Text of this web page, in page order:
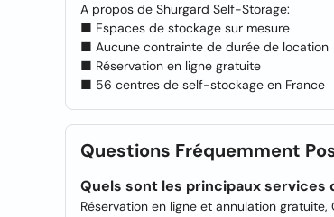
A propos de Shurgard Self-Storage:
■ Espaces de stockage sur mesure
■ Aucune contrainte de durée de location
■ Réservation en ligne gratuite
■ 56 centres de self-stockage en France
Questions Fréquemment
Quels sont les principaux services
Réservation en ligne et annulation